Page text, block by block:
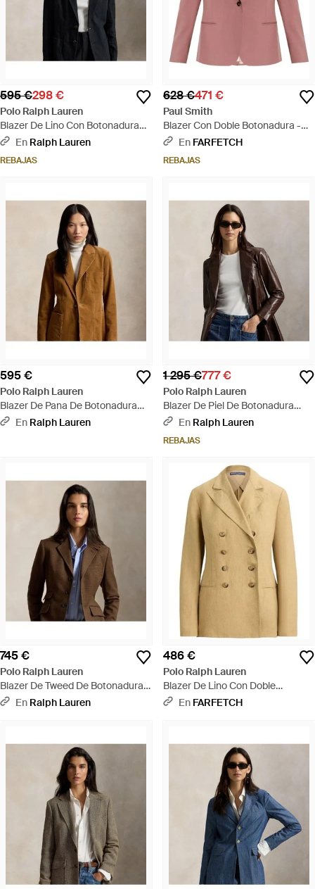
595 €298 €
Polo Ralph Lauren
Blazer De Lino Con Botonadura
Sencilla - Negro
En Ralph Lauren
REBAJAS
628 €471 €
Paul Smith
Blazer Con Doble Botonadura -
RosaEn FARFETCH
REBAJAS
595 €
Polo Ralph Lauren
Blazer De Pana De Botonadura
Sencilla - Marrón
En Ralph Lauren
1 295 €777 €
Polo Ralph Lauren
Blazer De Piel De Botonadura
Sencilla - Marrón
En Ralph Lauren
REBAJAS
745 €
Polo Ralph Lauren
Blazer De Tweed De Botonadura
Sencilla - Marrón
En Ralph Lauren
486 €
Polo Ralph Lauren
Blazer De Lino Con Doble
Botonadura - Neutro
En FARFETCH